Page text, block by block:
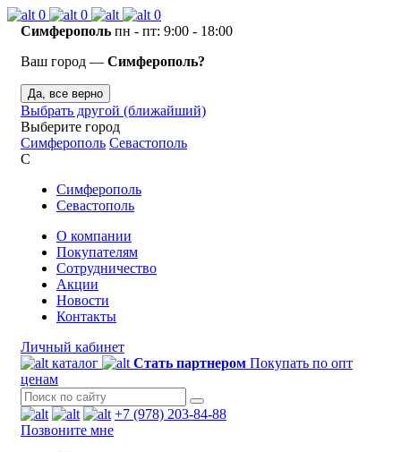
0 0
0
Симферополь пн - пт: 9:00 - 18:00
Ваш город — Симферополь?
Да, все верно
Выбрать другой (ближайший)
Выберите город
Симферополь Севастополь
С
Симферополь
Севастополь
О компании
Покупателям
Сотрудничество
Акции
Новости
Контакты
Личный кабинет
каталог
Стать партнером Покупать по опт
ценам
+7 (978) 203-84-88
Позвоните мне